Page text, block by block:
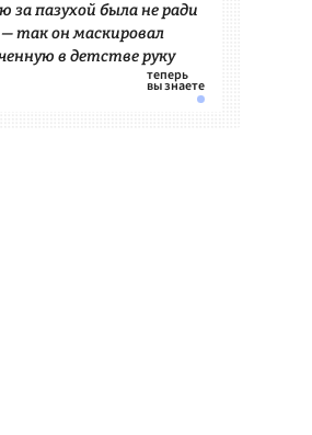
за пазухой была не ради
— так он маскировал
в детстве руку